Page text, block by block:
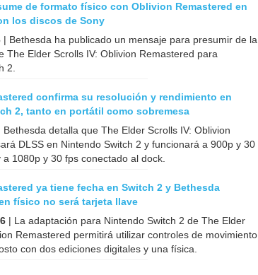
de formato físico con Oblivion Remastered en
los discos de Sony
| Bethesda ha publicado un mensaje para presumir de la
The Elder Scrolls IV: Oblivion Remastered para
2.
confirma su resolución y rendimiento en
2, tanto en portátil como sobremesa
Bethesda detalla que The Elder Scrolls IV: Oblivion
DLSS en Nintendo Switch 2 y funcionará a 900p y 30
1080p y 30 fps conectado al dock.
ya tiene fecha en Switch 2 y Bethesda
físico no será tarjeta llave
| La adaptación para Nintendo Switch 2 de The Elder
Remastered permitirá utilizar controles de movimiento
con dos ediciones digitales y una física.